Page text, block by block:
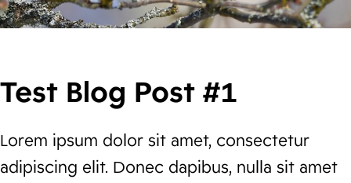
Test Blog Post #1
Lorem ipsum dolor sit amet, consectetur
adipiscing elit. Donec dapibus, nulla sit amet